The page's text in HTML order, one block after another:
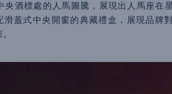
央酒標處的人馬圖騰，展現出人馬座在
滑蓋式中央開窗的典藏禮盒，展現品牌